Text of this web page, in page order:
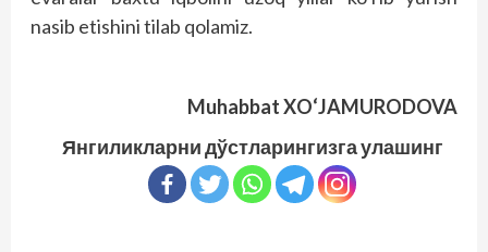
nasib etishini tilab qolamiz.
Muhabbat XO‘JAMURODOVA
Янгиликларни дўстларингизга улашинг